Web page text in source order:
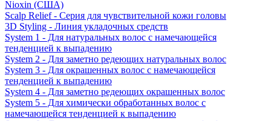
Nioxin (США)
Scalp Relief - Серия для чувствительной кожи головы
3D Styling - Линия укладочных средств
System 1 - Для натуральных волос с намечающейся
тенденцией к выпадению
System 2 - Для заметно редеющих натуральных волос
System 3 - Для окрашенных волос с намечающейся
тенденцией к выпадению
System 4 - Для заметно редеющих окрашенных волос
System 5 - Для химически обработанных волос с
намечающейся тенденцией к выпадению